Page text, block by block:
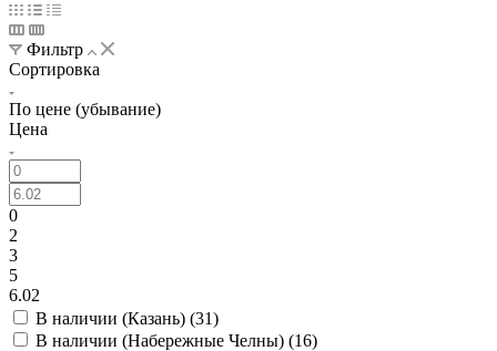
Фильтр
Сортировка
По цене (убывание)
Цена
0
2
3
5
6.02
В наличии (Казань) (31)
В наличии (Набережные Челны) (16)